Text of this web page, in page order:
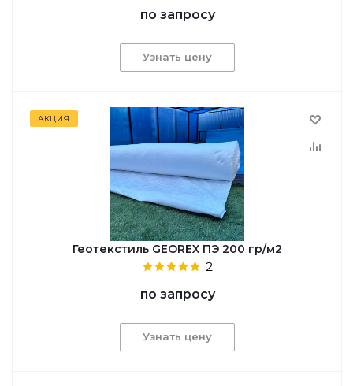
по запросу
Узнать цену
АКЦИЯ
Геотекстиль GEOREX ПЭ 200 гр/м2
2
по запросу
Узнать цену